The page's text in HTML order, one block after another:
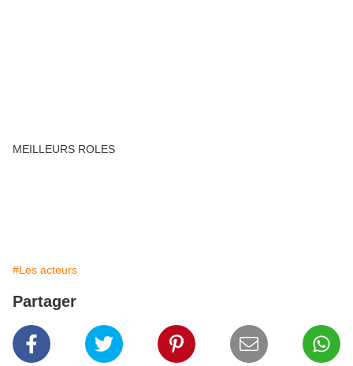
MEILLEURS ROLES
#Les acteurs
Partager